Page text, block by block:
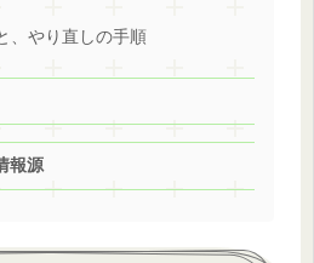
、やり直しの手順
報源